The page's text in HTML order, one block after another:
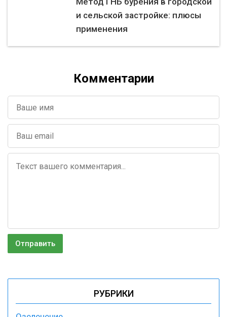
РУБРИКИ
и сельской застройке: плюсы
применения
Комментарии